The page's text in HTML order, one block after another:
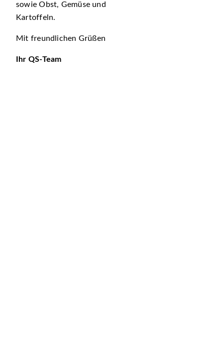
sowie Obst, Gemüse und
Kartoffeln.
Mit freundlichen Grüßen
Ihr QS-Team